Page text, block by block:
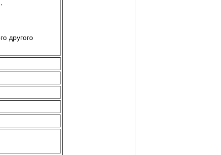
другого